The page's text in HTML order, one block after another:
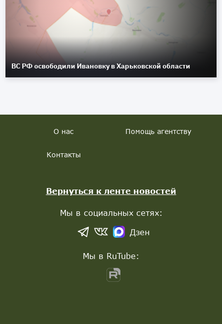
ВС РФ освободили Ивановку в Харьковской области
О нас Помощь агентству
Контакты
Вернуться к ленте новостей
Мы в социальных сетях:
Дзен
Мы в RuTube: